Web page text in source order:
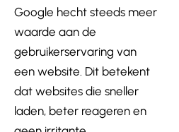
Google hecht steeds meer
waarde aan de
gebruikerservaring van
een website. Dit betekent
dat websites die sneller
laden, beter reageren en